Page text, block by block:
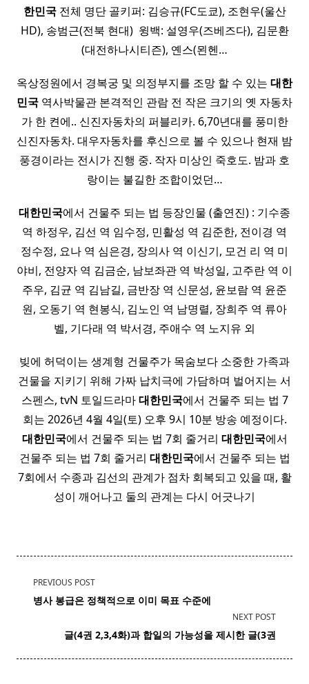
한민국전체 명단 골키퍼: 김승규(FC도쿄), 조현우(울산
HD), 송범근(전북 현대) ​ 윙백: 설영우(즈베즈다), 김문환
(대전하나시티즌), 옌스(묀헨…
옥상정원에서 경복궁 및 의정부지를 조망 할 수 있는 대한
민국 역사박물관 본격적인 관람 전 작은 크기의 옛 자동차
가 한 켠에.. 신진자동차의 퍼블리카. 6,70년대를 풍미한
신진자동차. 대우자동차를 후신으로 볼 수 있으나 현재 밤
풍경이라는 전시가 진행 중. 작자 미상인 죽호도. 밤과 호
랑이는 불길한 조합이었던…
대한민국에서 건물주 되는 법 등장인물 (출연진) : 기수종
역 하정우, 김선 역 임수정, 민활성 역 김준한, 전이경 역
정수정, 요나 역 심은경, 장의사 역 이신기, 모건 리 역 미
야비, 전양자 역 김금순, 남보좌관 역 박성일, 고주란 역 이
주우, 김균 역 김남길, 금반장 역 신문성, 윤보람 역 윤준
원, 오동기 역 현봉식, 김노인 역 남명렬, 장희주 역 류아
벨, 기다래 역 박서경, 주애수 역 노지유 외
빚에 허덕이는 생계형 건물주가 목숨보다 소중한 가족과
건물을 지키기 위해 가짜 납치극에 가담하며 벌어지는 서
스펜스, tvN 토일드라마대한민국에서 건물주 되는 법 7
회는 2026년 4월 4일(토) 오후 9시 10분 방송 예정이다.
대한민국에서 건물주 되는 법 7회 줄거리 대한민국에서
건물주 되는 법 7회 줄거리 대한민국에서 건물주 되는 법
7회에서 수종과 김선의 관계가 점차 회복되고 있을 때, 활
성이 깨어나고 둘의 관계는 다시 어긋나기
<span
class="nav-
text">Page</span>
PREVIOUS POST
병사 봉급은 정책적으로 이미 목표 수준에
NEXT POST
글(4권 2,3,4화)과 합일의 가능성을 제시한 글(3권